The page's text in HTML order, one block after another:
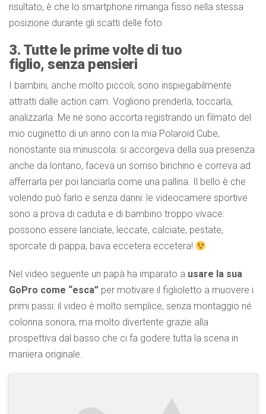
risultato, è che lo smartphone rimanga fisso nella stessa
posizione durante gli scatti delle foto.
3. Tutte le prime volte di tuo
figlio, senza pensieri
I bambini, anche molto piccoli, sono inspiegabilmente
attratti dalle action cam. Vogliono prenderla, toccarla,
analizzarla. Me ne sono accorta registrando un filmato del
mio cuginetto di un anno con la mia Polaroid Cube,
nonostante sia minuscola: si accorgeva della sua presenza
anche da lontano, faceva un sorriso birichino e correva ad
afferrarla per poi lanciarla come una pallina. Il bello è che
volendo può farlo e senza danni: le videocamere sportive
sono a prova di caduta e di bambino troppo vivace:
possono essere lanciate, leccate, calciate, pestate,
sporcate di pappa, bava eccetera eccetera!
Nel video seguente un papà ha imparato a usare la sua
GoPro come “esca” per motivare il figlioletto a muovere i
primi passi: il video è molto semplice, senza montaggio né
colonna sonora, ma molto divertente grazie alla
prospettiva dal basso che ci fa godere tutta la scena in
maniera originale.